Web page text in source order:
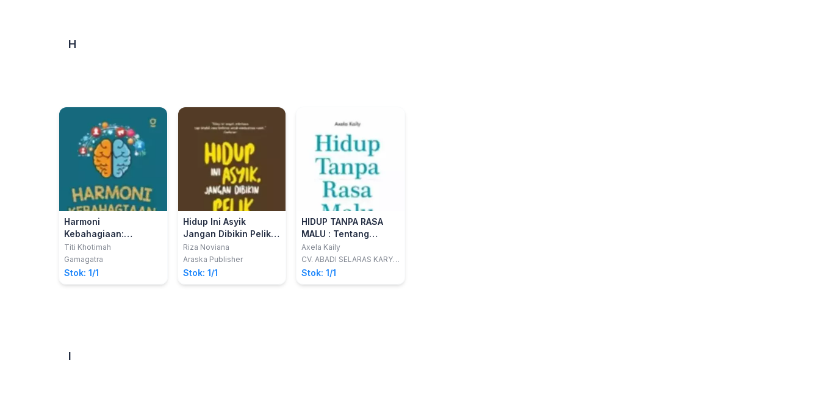
H
Harmoni
Kebahagiaan:
Menemukan
Keseimbangan melalui
Perilaku Sopan
Santun
Titi Khotimah
Gamagatra
Stok: 1/1
Hidup Ini Asyik
Jangan Dibikin Pelik :
Rahasia Berdamai
dengan Apapun yang
Terjadi Dalam Hidup
Riza Noviana
Araska Publisher
Stok: 1/1
HIDUP TANPA RASA
MALU : Tentang
Bagaimana
Meningkatkan
Kepercayaan Diri dan
Disukai Semua Orang
Axela Kaily
CV. ABADI SELARAS KARYA
(ARASKA)
Stok: 1/1
I